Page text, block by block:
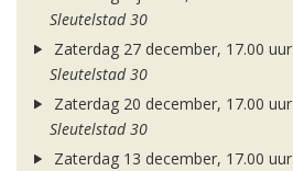
Sleutelstad 30
Zaterdag 27 december, 17.00 uur
Sleutelstad 30
Zaterdag 20 december, 17.00 uur
Sleutelstad 30
Zaterdag 13 december, 17.00 uur